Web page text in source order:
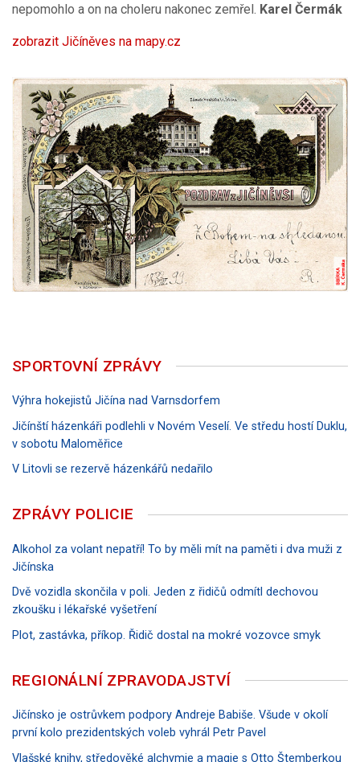
nepomohlo a on na choleru nakonec zemřel. Karel Čermák
zobrazit Jičíněves na mapy.cz
SPORTOVNÍ ZPRÁVY
Výhra hokejistů Jičína nad Varnsdorfem
Jičínští házenkáři podlehli v Novém Veselí. Ve středu hostí Duklu,
v sobotu Maloměřice
V Litovli se rezervě házenkářů nedařilo
ZPRÁVY POLICIE
Alkohol za volant nepatří! To by měli mít na paměti i dva muži z
Jičínska
Dvě vozidla skončila v poli. Jeden z řidičů odmítl dechovou
zkoušku i lékařské vyšetření
Plot, zastávka, příkop. Řidič dostal na mokré vozovce smyk
REGIONÁLNÍ ZPRAVODAJSTVÍ
Jičínsko je ostrůvkem podpory Andreje Babiše. Všude v okolí
první kolo prezidentských voleb vyhrál Petr Pavel
Vlašské knihy, středověké alchymie a magie s Otto Štemberkou